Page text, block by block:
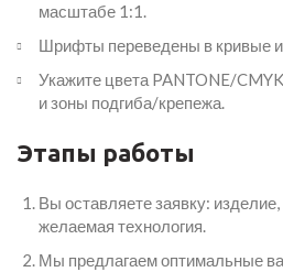
масштабе 1:1.
Шрифты переведены в кривые
Укажите цвета PANTONE/
и зоны подгиба/крепежа.
Этапы работы
Вы оставляете заявку:
желаемая технология.
Мы предлагаем оптимальные